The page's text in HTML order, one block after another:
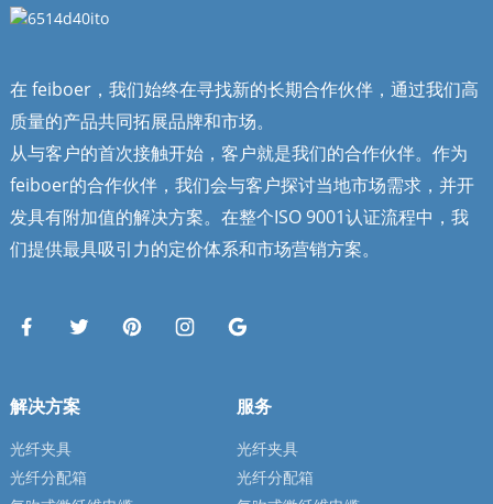
在 feiboer，我们始终在寻找新的长期合作伙伴，通过我们高
质量的产品共同拓展品牌和市场。
从与客户的首次接触开始，客户就是我们的合作伙伴。作为
feiboer的合作伙伴，我们会与客户探讨当地市场需求，并开
发具有附加值的解决方案。在整个ISO 9001认证流程中，我
们提供最具吸引力的定价体系和市场营销方案。
解决方案
光纤夹具
光纤分配箱
服务
光纤夹具
光纤分配箱